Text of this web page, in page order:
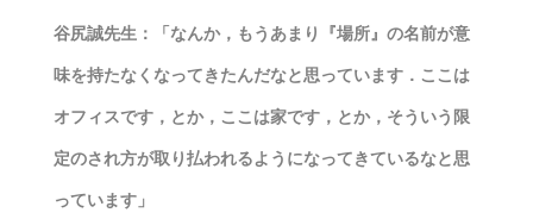
谷尻誠先生：「なんか，もうあまり『場所』の名前が意
味を持たなくなってきたんだなと思っています．ここは
オフィスです，とか，ここは家です，とか，そういう限
定のされ方が取り払われるようになってきているなと思
っています」